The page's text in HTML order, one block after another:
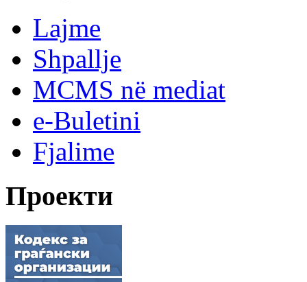
Lajme
Shpallje
MCMS në mediat
e-Buletini
Fjalime
Проекти